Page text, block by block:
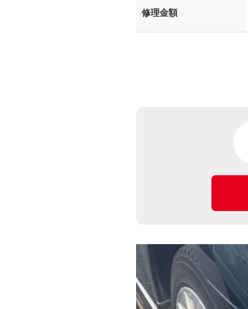
修理金額